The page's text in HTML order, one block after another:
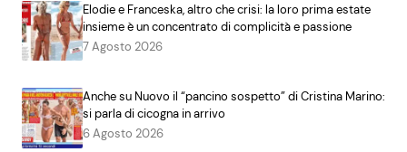
Elodie e Franceska, altro che crisi: la loro prima estate
insieme è un concentrato di complicità e passione
7 Agosto 2026
Anche su Nuovo il “pancino sospetto” di Cristina Marino:
si parla di cicogna in arrivo
6 Agosto 2026